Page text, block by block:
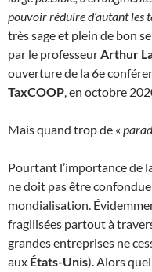
pouvoir réduire d’autant les
très sage et plein de bon
par le professeurArthur
ouverture de la 6e
TaxCOOP, en octobre
Mais quand trop de «
Pourtant l’importance de
ne doit pas être
mondialisation.
fragilisées partout à
grandes entreprises ne
aux États-Unis). Alors